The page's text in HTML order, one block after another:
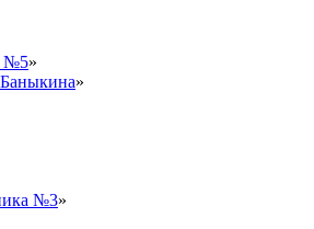
№5»
»
№3»